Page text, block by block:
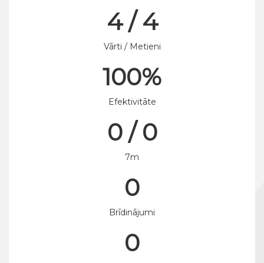
4 / 4
Vārti / Metieni
100%
Efektivitāte
0 / 0
7m
0
Brīdinājumi
0